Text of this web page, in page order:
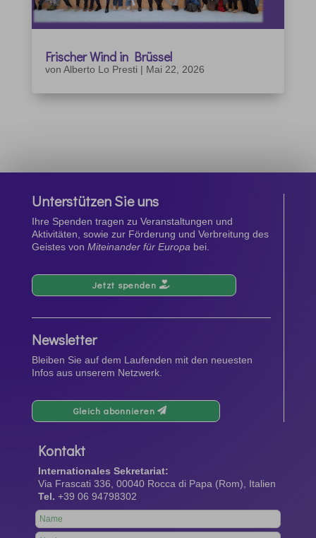
Frischer Wind in Brüssel
von Alberto Lo Presti | Mai 22, 2026
Unterstützen Sie uns
Ihre Spenden tragen zu Veranstaltungen und
Aktivitäten, sowie zur Förderung und Verbreitung des
Geistes von Miteinander für Europa bei.
Jetzt spenden
Newsletter
Bleiben Sie auf dem Laufenden mit den neuesten
Infos aus unserem Netzwerk.
Gleich abonnieren
Kontakt
Internationales Sekretariat:
Via Frascati 336, 00040 Rocca di Papa (Rom), Italien
Tel. +39 06 94798302
Leave
this